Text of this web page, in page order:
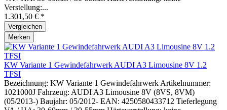
Verstellung:...
1.301,50 € *
Vergleichen
Merken
KW Variante 1 Gewindefahrwerk AUDI A3 Limousine 8V 1.2
TFSI
Bezeichnung: KW Variante 1 Gewindefahrwerk Artikelnummer:
1021000J Fahrzeug: AUDI A3 Limousine 8V (8VS, 8VM)
(05/2013-) Baujahr: 05/2012- EAN: 4250580433712 Tieferlegung